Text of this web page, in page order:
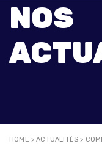
NOS
HOME >ACTUALITÉS >